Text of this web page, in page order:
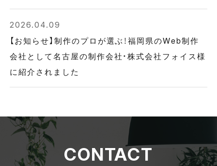
2026.04.09
【お知らせ】制作のプロが選ぶ！福岡県のWeb制作
会社として名古屋の制作会社・株式会社フォイス様
に紹介されました
CONTACT